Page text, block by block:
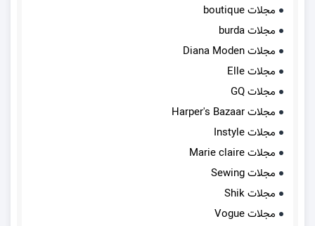
مجلات boutique
مجلات burda
مجلات Diana Moden
مجلات Elle
مجلات GQ
مجلات Harper's Bazaar
مجلات Instyle
مجلات Marie claire
مجلات Sewing
مجلات Shik
مجلات Vogue